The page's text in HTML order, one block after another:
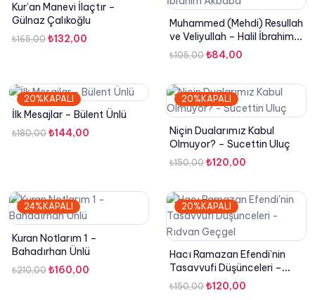
Kur’an Manevi İlaçtır –
Gülnaz Çalıkoğlu
₺165,00 Orijinal
₺132,00
₺132,00.
Muhammed (Mehdi) Resullah
ve Veliyullah – Halil İbrahim
Akbaba
₺105,00 Orijinal
₺105,00.
₺84,00
fiyat:
₺84,00.
20%KAPALI
İlk Mesajlar – Bülent Ünlü
₺180,00 Orijinal
₺144,00
20%KAPALI
Niçin Dualarımız Kabul
Olmuyor? – Sucettin Uluç
₺150,00 Orijinal
₺150,00.
₺120,00
fiyat:
₺120,00.
24%KAPALI
Kuran Notlarım 1 –
Bahadırhan Ünlü
₺210,00 Orijinal
₺160,00
20%KAPALI
Hacı Ramazan Efendi’nin
Tasavvufi Düşünceleri –
Rıdvan Geçgel
₺150,00 Orijinal
₺120,00